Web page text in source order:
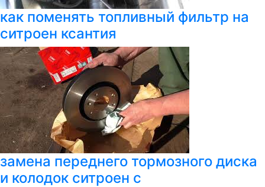
как поменять топливный фильтр на
ситроен ксантия
замена переднего тормозного диска
и колодок ситроен с